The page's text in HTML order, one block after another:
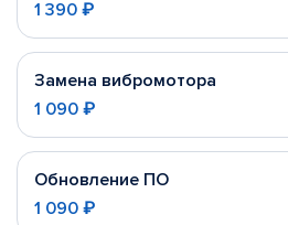
1 390 ₽
Замена вибромотора
1 090 ₽
Обновление ПО
1 090 ₽